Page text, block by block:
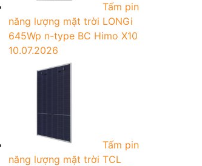
Tấm pin
năng lượng mặt trời LONGi
645Wp n-type BC Himo X10
10.07.2026
Tấm pin
năng lượng mặt trời TCL